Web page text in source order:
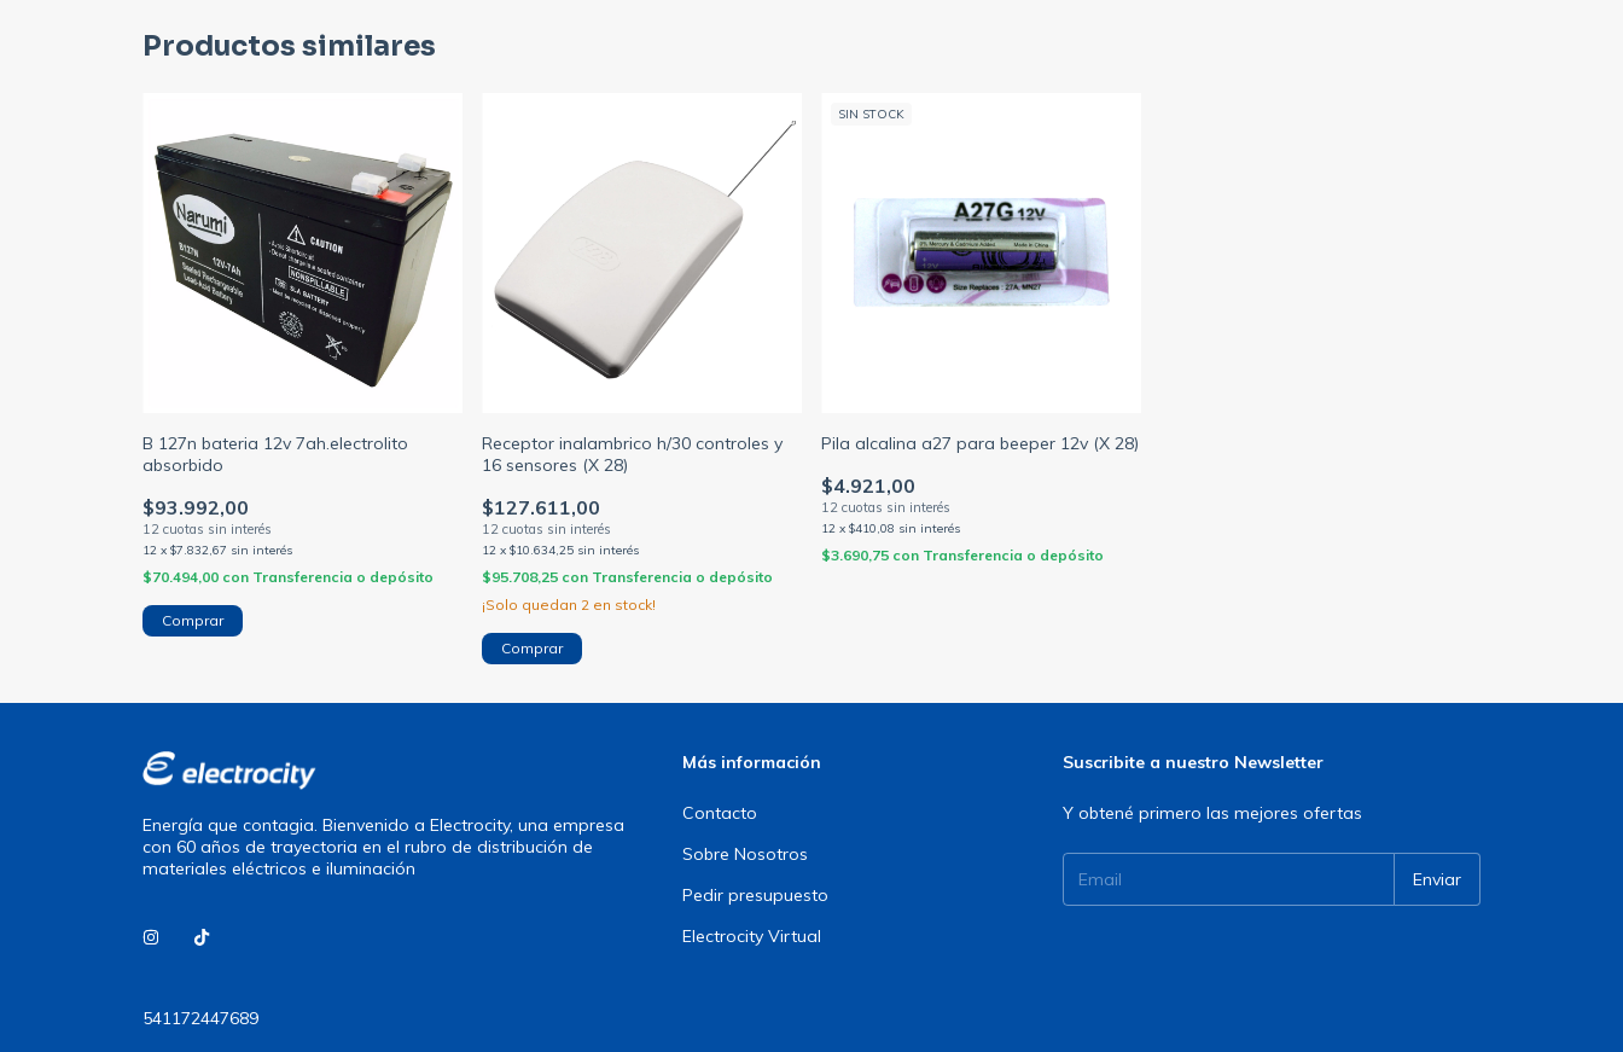
Productos similares
B 127n bateria 12v 7ah.electrolito
absorbido
$93.992,00
12 x $7.832,67 sin interés
$70.494,00 con Transferencia o depósito
Receptor inalambrico h/30 controles y
16 sensores (X 28)
$127.611,00
12 x $10.634,25 sin interés
$95.708,25 con Transferencia o depósito
¡Solo quedan 2 en stock!
SIN STOCK
Pila alcalina a27 para beeper 12v (X 28)
$4.921,00
12 x $410,08 sin interés
$3.690,75 con Transferencia o depósito
Energía que contagia. Bienvenido a Electrocity, una empresa
con 60 años de trayectoria en el rubro de distribución de
materiales eléctricos e iluminación
541172447689
Más información
Contacto
Sobre Nosotros
Pedir presupuesto
Electrocity Virtual
Suscribite a nuestro Newsletter
Y obtené primero las mejores ofertas